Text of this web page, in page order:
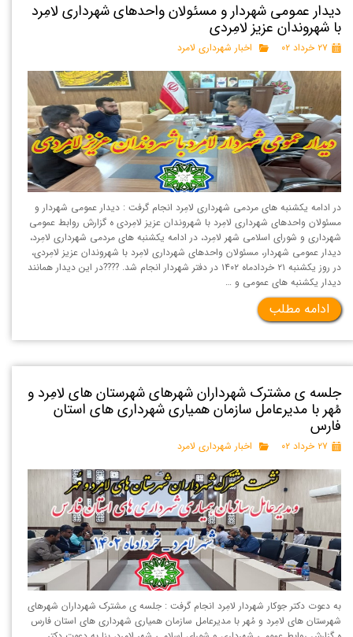
دیدار عمومی شهردار و مسئولان واحدهای شهرداری لامِرد
با شهروندان عزیز لامِردی
۲۷ خرداد ۰۲ اخبار شهرداری لامرد
در ادامه یکشنبه های مردمی شهرداری لامِرد انجام گرفت : دیدار عمومی شهردار و
مسئولان واحدهای شهرداری لامِرد با شهروندان عزیز لامِردی ه گزارش روابط عمومی
شهرداری و شورای اسلامی شهر لامِرد، در ادامه یکشنبه های مردمی شهرداری لامِرد،
دیدار عمومی شهردار، مسئولان واحدهای شهرداری لامِرد با شهروندان عزیز لامِردی،
در روز یکشنبه ۲۱ خردادماه ۱۴۰۲ در دفتر شهردار انجام شد. ????در این دیدار همانند
دیدار یکشنبه های عمومی و …
ادامه مطلب
جلسه ی مشترک شهرداران شهرهای شهرستان های لامِرد و
مُهر با مدیرعامل سازمان همیاری شهرداری های استان
فارس
۲۷ خرداد ۰۲ اخبار شهرداری لامرد
به دعوت دکتر جوکار شهردار لامِرد انجام گرفت : جلسه ی مشترک شهرداران شهرهای
شهرستان های لامِرد و مُهر با مدیرعامل سازمان همیاری شهرداری های استان فارس